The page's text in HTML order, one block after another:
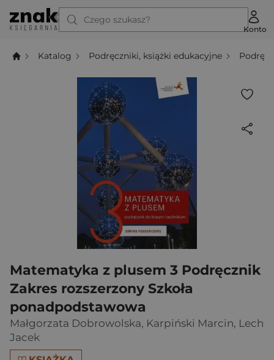
Czego szukasz?
Konto
Katalog Podręczniki, książki edukacyjne
Matematyka z plusem 3 Podręcznik
Zakres rozszerzony Szkoła
ponadpodstawowa
Małgorzata Dobrowolska, Karpiński Marcin, Lech
Jacek